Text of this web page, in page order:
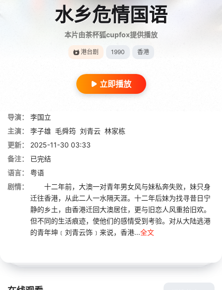
水乡危情国语
本片由茶杯狐cupfox提供播放
港台剧 1990 香港
立即播放
导演：
李国立
主演：
李子雄 毛舜筠 刘青云 林家栋
更新：
2025-11-30 03:33
备注：
已完结
语言：
粤语
剧情：
十二年前，大澳一对青年男女风与妹私奔失败，妹只身
迁往香港，从此二人一水隔天涯。十二年后妹为找寻昔日宁
静的乡土，由香港迁回大澳居住，更与旧恋人风重拾旧欢。
但不同的生活痕迹，使他们的感情受到考验。对从大陆逃港
的青年坤﹝刘青云饰﹞来说，香港...全文